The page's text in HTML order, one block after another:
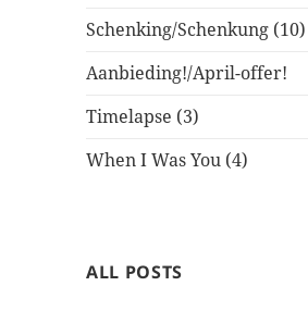
Schenking/Schenkung (10)
Aanbieding!/April-offer!
Timelapse (3)
When I Was You (4)
ALL POSTS